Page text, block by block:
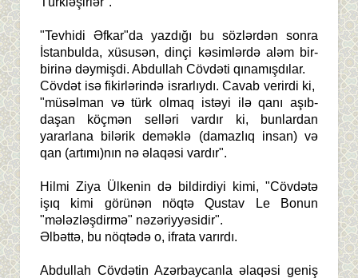
"Tevhidi Əfkar"da yazdığı bu sözlərdən sonra
İstanbulda, xüsusən, dinçi kəsimlərdə aləm bir-
birinə dəymişdi. Abdullah Cövdəti qınamışdılar.
Cövdət isə fikirlərində israrlıydı. Cavab verirdi ki,
"müsəlman və türk olmaq istəyi ilə qanı aşıb-
daşan köçmən selləri vardır ki, bunlardan
yararlana bilərik deməklə (damazlıq insan) və
qan (artımı)nın nə əlaqəsi vardır".
Hilmi Ziya Ülkenin də bildirdiyi kimi, "Cövdətə
işıq kimi görünən nöqtə Qustav Le Bonun
"mələzləşdirmə" nəzəriyyəsidir".
Əlbəttə, bu nöqtədə o, ifrata varırdı.
Abdullah Cövdətin Azərbaycanla əlaqəsi geniş